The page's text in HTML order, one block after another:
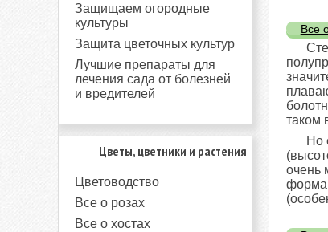
Защищаем огородные
культуры
Защита цветочных культур
Лучшие препараты для
лечения сада от болезней
и вредителей
Цветы, цветники и растения
Цветоводство
Все о розах
Все о хостах
Все
таком
Но
очень
форма